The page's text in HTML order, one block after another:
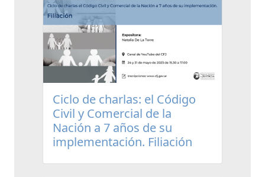
Ciclo de charlas: el Código
Civil y Comercial de la
Nación a 7 años de su
implementación. Filiación